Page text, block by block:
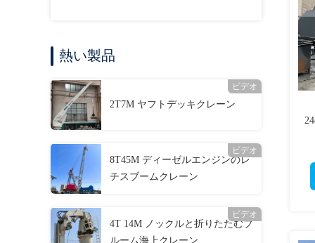
熱い製品
ビデオ
2T7M ヤフトデッキクレーン
ビデオ
8T45M ディーゼルエンジンのレ
チスブームクレーン
ビデオ
4T 14M ノックルと折りたたむブ
ルーム海上クレーン